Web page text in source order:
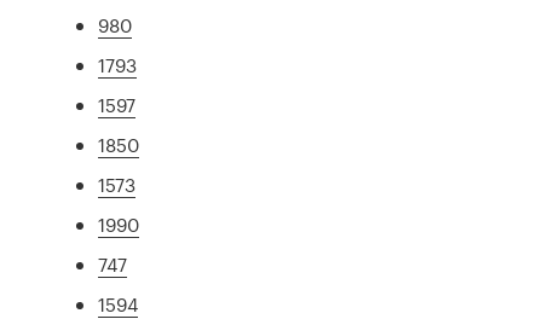
980
1793
1597
1850
1573
1990
747
1594